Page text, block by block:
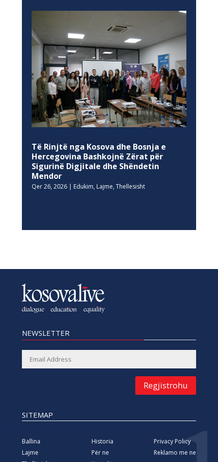
Të Rinjtë nga Kosova dhe Bosnja e
Hercegovina Bashkojnë Zërat për
Sigurinë Digjitale dhe Shëndetin
Mendor
Qer 26, 2026| Edukim, Lajme, Thellesisht
NEWSLETTER
Regjistrohu
SITEMAP
Ballina
Lajme
Historia
Për ne
Privacy Policy
Reklamo me ne